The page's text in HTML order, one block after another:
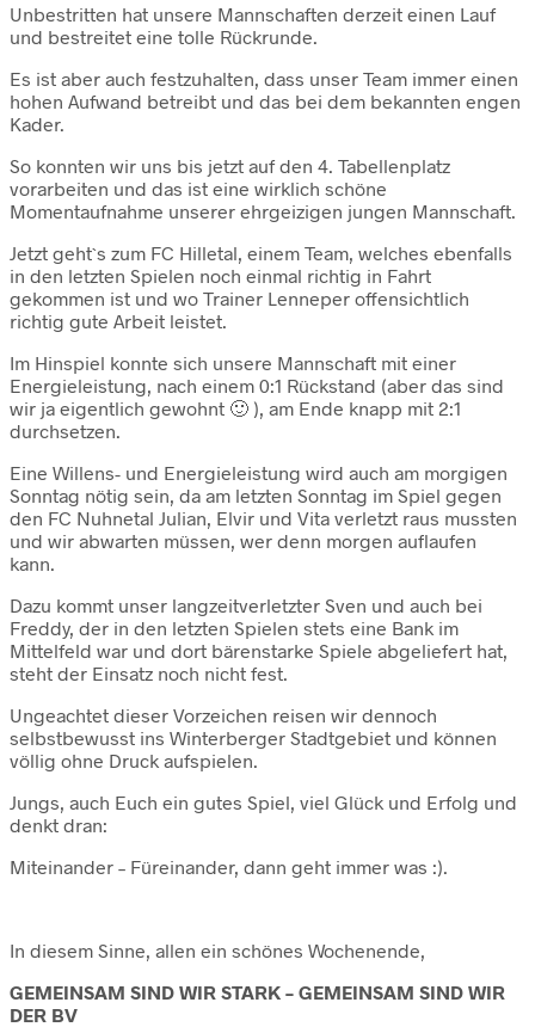
Unbestritten hat unsere Mannschaften derzeit einen Lauf
und bestreitet eine tolle Rückrunde.
Es ist aber auch festzuhalten, dass unser Team immer einen
hohen Aufwand betreibt und das bei dem bekannten engen
Kader.
So konnten wir uns bis jetzt auf den 4. Tabellenplatz
vorarbeiten und das ist eine wirklich schöne
Momentaufnahme unserer ehrgeizigen jungen Mannschaft.
Jetzt geht`s zum FC Hilletal, einem Team, welches ebenfalls
in den letzten Spielen noch einmal richtig in Fahrt
gekommen ist und wo Trainer Lenneper offensichtlich
richtig gute Arbeit leistet.
Im Hinspiel konnte sich unsere Mannschaft mit einer
Energieleistung, nach einem 0:1 Rückstand (aber das sind
wir ja eigentlich gewohnt 🙂 ), am Ende knapp mit 2:1
durchsetzen.
Eine Willens- und Energieleistung wird auch am morgigen
Sonntag nötig sein, da am letzten Sonntag im Spiel gegen
den FC Nuhnetal Julian, Elvir und Vita verletzt raus mussten
und wir abwarten müssen, wer denn morgen auflaufen
kann.
Dazu kommt unser langzeitverletzter Sven und auch bei
Freddy, der in den letzten Spielen stets eine Bank im
Mittelfeld war und dort bärenstarke Spiele abgeliefert hat,
steht der Einsatz noch nicht fest.
Ungeachtet dieser Vorzeichen reisen wir dennoch
selbstbewusst ins Winterberger Stadtgebiet und können
völlig ohne Druck aufspielen.
Jungs, auch Euch ein gutes Spiel, viel Glück und Erfolg und
denkt dran:
Miteinander – Füreinander, dann geht immer was :).
In diesem Sinne, allen ein schönes Wochenende,
GEMEINSAM SIND WIR STARK – GEMEINSAM SIND WIR
DER BV